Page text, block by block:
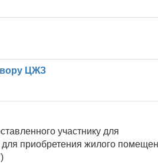
ЦЖЗ
участнику для
для приобретения жилого